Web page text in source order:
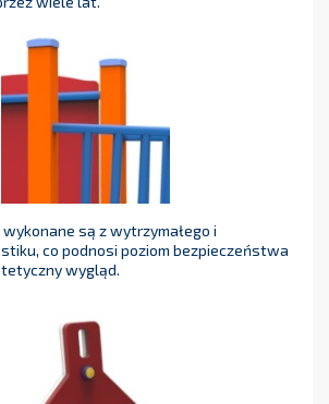
są z wytrzymałego i
co podnosi poziom bezpieczeństwa
wygląd.